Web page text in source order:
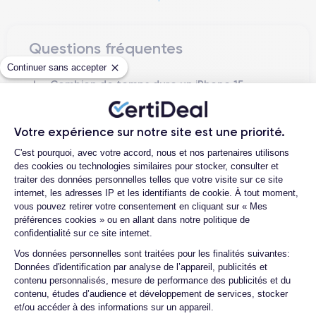
Continuer sans accepter
Votre expérience sur notre site est une priorité.
Plateforme de Gestion du
C'est pourquoi, avec votre accord, nous et nos partenaires utilisons
des cookies ou technologies similaires pour stocker, consulter et
traiter des données personnelles telles que votre visite sur ce site
internet, les adresses IP et les identifiants de cookie. À tout moment,
vous pouvez retirer votre consentement en cliquant sur « Mes
préférences cookies » ou en allant dans notre politique de
confidentialité sur ce site internet.
Vos données personnelles sont traitées pour les finalités suivantes:
Données d'identification par analyse de l’appareil, publicités et
contenu personnalisés, mesure de performance des publicités et du
contenu, études d’audience et développement de services, stocker
et/ou accéder à des informations sur un appareil.
Axeptio consent
fonctions de sécurité et de confidentialité sur ce modèle.
le 16 septembre 2023, l'iPhone 15 Plus symbolise une
avancée majeure dans l'histoire de l'innovation d'Apple,
équilibrant la pointe de la technologie avec des engagements
éthiques.
L'iPhone 15 Plus se distingue par une série de fonctionnalités
avancées qui le placent au sommet du secteur technologique.
Photographie Pro :Avec un nouveau système de caméras
technologie ProRAW, l'iPhone 15 Plus élève la photographie
mobile à des niveaux professionnels, notamment dans des
conditions de faible luminosité.
Questions fréquentes
Combien de temps dure un iPhone 15
Quelle est la différence entre un
iPhone 15 Plus d’occasion et un iPhone
15 Plus reconditionné ?
Quelles sont les options disponibles sur
les batteries ?
Quels accessoires sont inclus avec la
commande ?
produits ?
Quels sont vos moyens de paiement ?
Est-il possible de payer l’iPhone 15 Plus